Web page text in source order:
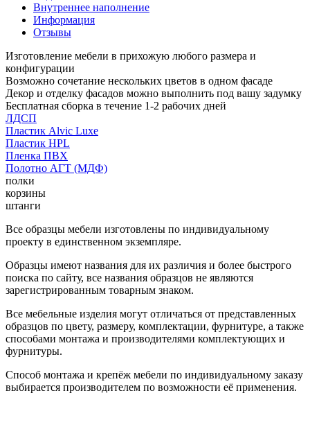
Внутреннее наполнение
Информация
Отзывы
Изготовление мебели в прихожую любого размера и
конфигурации
Возможно сочетание нескольких цветов в одном фасаде
Декор и отделку фасадов можно выполнить под вашу задумку
Бесплатная сборка в течение 1-2 рабочих дней
ЛДСП
Пластик Alvic Luxe
Пластик HPL
Пленка ПВХ
Полотно АГТ (МДФ)
полки
корзины
штанги
Все образцы мебели изготовлены по индивидуальному
проекту в единственном экземпляре.
Образцы имеют названия для их различия и более быстрого
поиска по сайту, все названия образцов не являются
зарегистрированным товарным знаком.
Все мебельные изделия могут отличаться от представленных
образцов по цвету, размеру, комплектации, фурнитуре, а также
способами монтажа и производителями комплектующих и
фурнитуры.
Способ монтажа и крепёж мебели по индивидуальному заказу
выбирается производителем по возможности её применения.